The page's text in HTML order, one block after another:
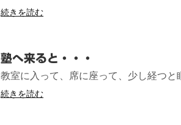
続きを読む
塾へ来ると・・・
教室に入って、席に座って、少し経つと
続きを読む